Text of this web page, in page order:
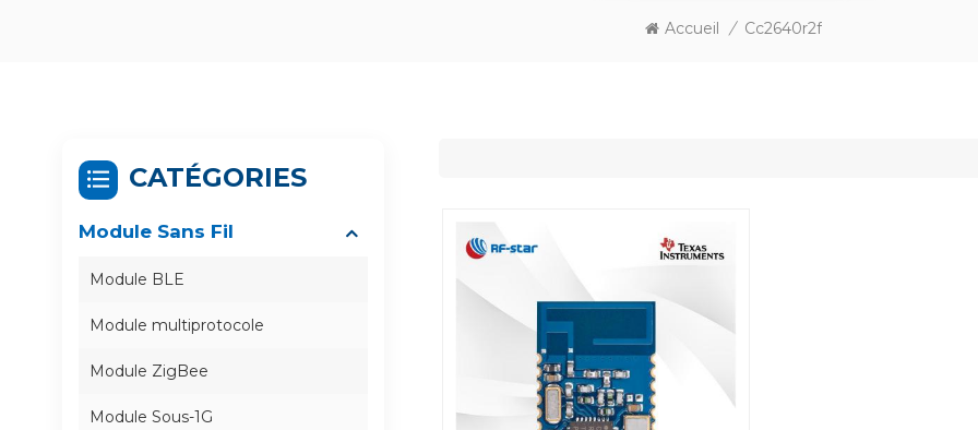
Accueil / Cc2640r2f
CATÉGORIES
Module Sans Fil
Module BLE
Module multiprotocole
Module ZigBee
Module Sous-1G